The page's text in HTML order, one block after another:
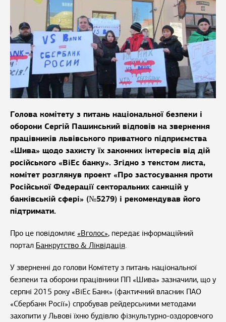
Голова комітету з питань національної безпеки і
оборони Сергій Пашинський відповів на звернення
працівників львівського приватного підприємства
«Шива» щодо захисту їх законних інтересів від дій
російського «ВіЕс банку». Згідно з текстом листа,
комітет розглянув проект «Про застосування проти
Російської Федерації секторальних санкцій у
банківській сфері» (№5279) і рекомендував його
підтримати.
Про це повідомляє «Вголос», передає інформаційний
портал Банкрутство & Ліквідація.
У зверненні до голови Комітету з питань національної
безпеки та оборони працівники ПП «Шива» зазначили, що у
серпні 2015 року «ВіЕс Банк» (фактичний власник ПАО
«Сбербанк Росії») спробував рейдерськими методами
захопити у Львові їхню будівлю фізкультурно-оздоровчого